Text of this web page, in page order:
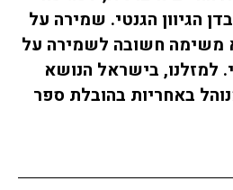
הגיוון הגנטי. שמירה על
משימה חשובה לשמירה על
. למזלנו, בישראל הנושא
באחריות בהובלת ספר